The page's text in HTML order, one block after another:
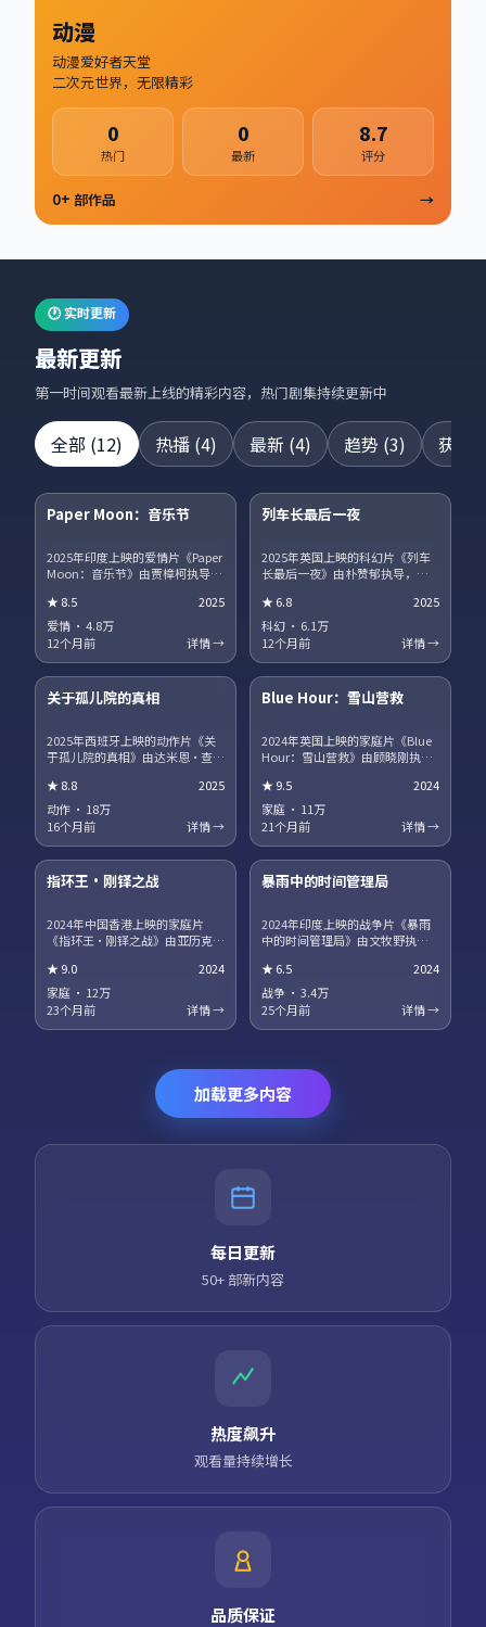
动漫
动漫爱好者天堂
二次元世界，无限精彩
0
热门
0
最新
8.7
评分
0+ 部作品 →
🕐 实时更新
最新更新
第一时间观看最新上线的精彩内容，热门剧集持续更新中
全部 (12) 热播 (4) 最新 (4) 趋势 (3) 获奖
热播
Paper Moon：音乐节
2025年印度上映的爱情片《Paper
Moon：音乐节》由贾樟柯执导，
领衔主演。职场与理想冲突被细
腻呈现，配角群像同样出彩。片
尾彩蛋值得留意，与世界观其他
作品存在联动。
★8.5
2025
爱情 · 4.8万
12个月前
详情 →
NEW
列车长最后一夜
2025年英国上映的科幻片《列车
长最后一夜》由朴赞郁执导，蒂
腾领衔主演。影片聚焦小人物在
时代洪流中的抉择，细节写实，
人物弧光完整。剧情信息含剧透
保护，建议先观看正片再浏览讨
★6.8
2025
科幻 · 6.1万
12个月前
详情 →
趋势
15集全
关于孤儿院的真相
2025年西班牙上映的动作片《关
于孤儿院的真相》由达米恩·查泽
宇、王一博领衔主演。爱情与信
仰在战争阴影下被反复考验，结
局留有回味空间。片尾彩蛋值得
留意，与世界观其他作品存在联
★8.8
2025
动作 · 18万
16个月前
详情 →
获奖
45集全
Blue Hour：雪山营救
2024年英国上映的家庭片《Blue
Hour：雪山营救》由顾晓刚执
衔主演。跨国追凶贯穿全片，动
作场面利落，文戏同样扎实。站
内提供多清晰度选择，观影体验
稳定流畅。
★9.5
2024
家庭 · 11万
21个月前
详情 →
热播
17集全
指环王·刚铎之战
2024年中国香港上映的家庭片
《指环王·刚铎之战》由亚历克斯
梅、役所广司领衔主演。科幻设
定服务于人物关系，探讨记忆、
身份与自由意志的边界。高清正
版资源同步更新，支持多终端流
★9.0
2024
家庭 · 12万
23个月前
详情 →
NEW
13集全
暴雨中的时间管理局
2024年印度上映的战争片《暴雨
中的时间管理局》由文牧野执
衔主演。法庭戏与街头戏对位，
正义主题在灰色地带被重新审
视。高清正版资源同步更新，支
持多终端流畅播放。
★6.5
2024
战争 · 3.4万
25个月前
详情 →
加载更多内容
每日更新
50+ 部新内容
热度飙升
观看量持续增长
品质保证